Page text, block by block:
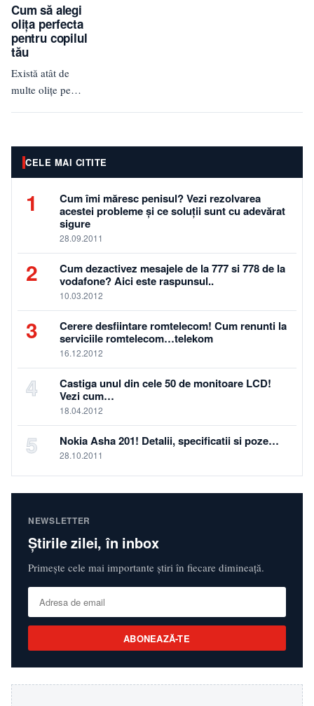
Cum să alegi
olița perfecta
pentru copilul
tău
Există atât de
multe olițe pe
să o…
CELE MAI CITITE
1
Cum îmi măresc penisul? Vezi rezolvarea
acestei probleme și ce soluții sunt cu adevărat
sigure
28.09.2011
2
Cum dezactivez mesajele de la 777 si 778 de la
vodafone? Aici este raspunsul..
10.03.2012
3
Cerere desfiintare romtelecom! Cum renunti la
serviciile romtelecom…telekom
16.12.2012
4
Castiga unul din cele 50 de monitoare LCD!
Vezi cum…
18.04.2012
5 Nokia Asha 201! Detalii, specificatii si poze…
28.10.2011
NEWSLETTER
Știrile zilei, în inbox
Primește cele mai importante știri în fiecare dimineață.
ABONEAZĂ-TE